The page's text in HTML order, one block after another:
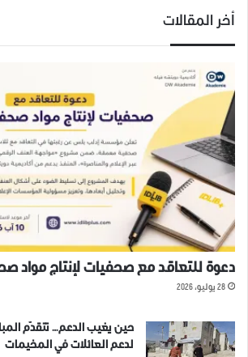
أخر المقالات
دعوة للتعاقد مع صحفيات لإنتاج مواد
28 يوليو، 2026
حين يغيب الدعم… تتقدّم
لدعم العائلات في المخيمات